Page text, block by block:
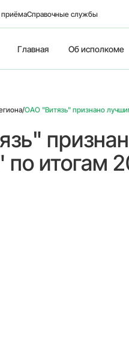
приёмаСправочные службы
Главная Об исполкоме
/ОАО "Витязь" признано
по итогам